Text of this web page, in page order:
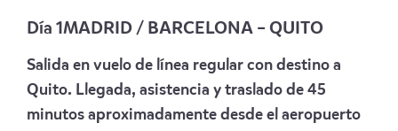
Día 1MADRID / BARCELONA – QUITO
Salida en vuelo de línea regular con destino a
Quito. Llegada, asistencia y traslado de 45
minutos aproximadamente desde el aeropuerto